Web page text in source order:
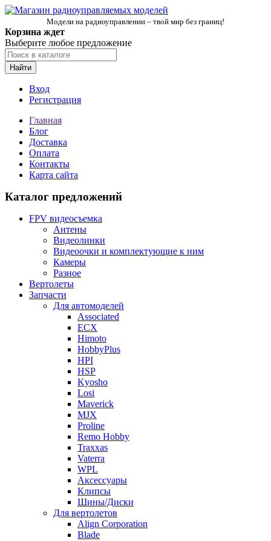
Модели на радиоуправлении – твой мир без границ!
Корзина ждет
Выберите любое предложение
Найти
Вход
Регистрация
Главная
Блог
Доставка
Оплата
Контакты
Карта сайта
Каталог предложений
FPV видеосъемка
Антены
Видеолинки
Видеоочки и комплектующие к ним
Камеры
Разное
Вертолеты
Запчасти
Для автомоделей
Associated
ECX
Himoto
HobbyPlus
HPI
HSP
Kyosho
Losi
Maverick
MJX
Proline
Remo Hobby
Traxxas
Vaterra
WPL
Аксессуары
Клипсы
Шины/Диски
Для вертолетов
Align Corporation
Blade